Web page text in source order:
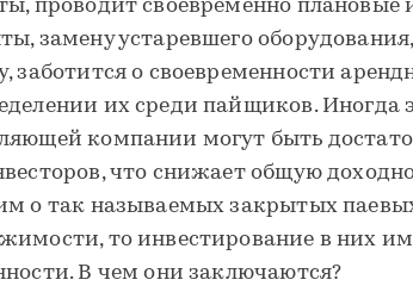
проводит своевременно плановые
замену устаревшего
заботится о своевременности
их среди пайщиков. Иногда
компании могут быть
что снижает общую
о так называемых закрытых
то инвестирование в них
В чем они заключаются?